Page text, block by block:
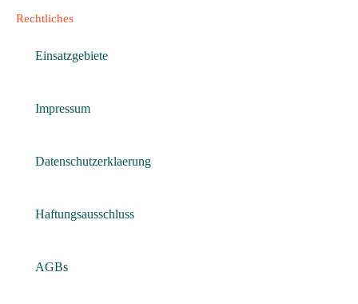
Rechtliches
Einsatzgebiete
Impressum
Datenschutzerklaerung
Haftungsausschluss
AGBs